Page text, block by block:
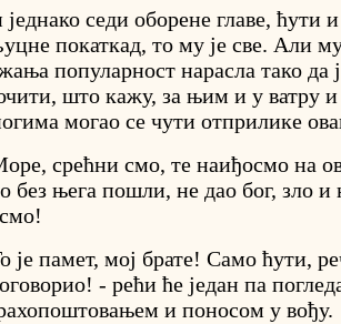
седи оборене главе, ћути
покаткад, то му је све. Али
популарност нарасла тако да
што кажу, за њим и у ватру
могао се чути отприлике
срећни смо, те наиђосмо на
без њега пошли, не дао бог, зло и
је памет, мој брате! Само ћути,
- рећи ће један па
и поносом у вођу.